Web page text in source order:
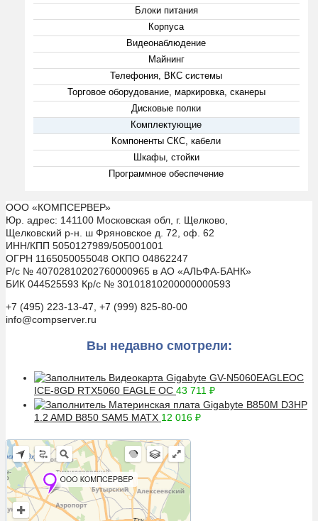
Блоки питания
Корпуса
Видеонаблюдение
Майнинг
Телефония, ВКС системы
Торговое оборудование, маркировка, сканеры
Дисковые полки
Комплектующие
Компоненты СКС, кабели
Шкафы, стойки
Программное обеспечение
ООО «КОМПСЕРВЕР»
Юр. адрес: 141100 Московская обл, г. Щелково,
Щелковский р-н. ш Фряновское д. 72, оф. 62
ИНН/КПП 5050127989/505001001
ОГРН 1165050055048 ОКПО 04862247
Р/с № 40702810202760000965 в АО «АЛЬФА-БАНК»
БИК 044525593 Кр/с № 30101810200000000593
+7 (495) 223-13-47, +7 (999) 825-80-00
info@compserver.ru
Вы недавно смотрели:
Видеокарта Gigabyte GV-N5060EAGLEOC
ICE-8GD RTX5060 EAGLE OC 43 711 ₽
Материнская плата Gigabyte B850M D3HP
1.2 AMD B850 SAM5 MATX 12 016 ₽